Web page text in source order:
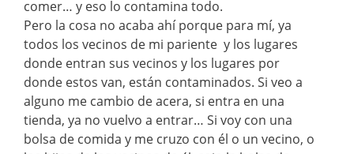
comer… y eso lo contamina todo.
Pero la cosa no acaba ahí porque para mí, ya
todos los vecinos de mi pariente y los lugares
donde entran sus vecinos y los lugares por
donde estos van, están contaminados. Si veo a
alguno me cambio de acera, si entra en una
tienda, ya no vuelvo a entrar… Si voy con una
bolsa de comida y me cruzo con él o un vecino, o